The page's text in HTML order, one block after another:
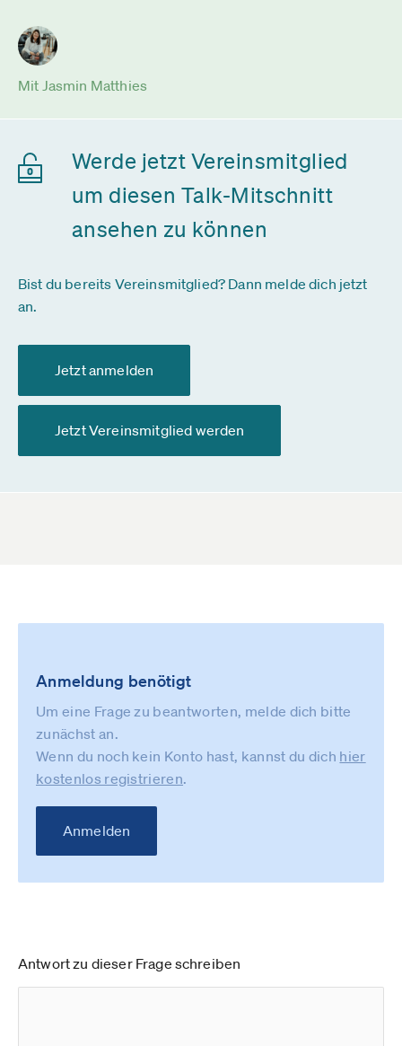
Mit Jasmin Matthies
Werde jetzt Vereinsmitglied
um diesen Talk-Mitschnitt
ansehen zu können
Bist du bereits Vereinsmitglied? Dann melde dich jetzt
an.
Jetzt anmelden
Jetzt Vereinsmitglied werden
Anmeldung benötigt
Um eine Frage zu beantworten, melde dich bitte
zunächst an.
Wenn du noch kein Konto hast, kannst du dich hier
kostenlos registrieren.
Anmelden
Antwort zu dieser Frage schreiben